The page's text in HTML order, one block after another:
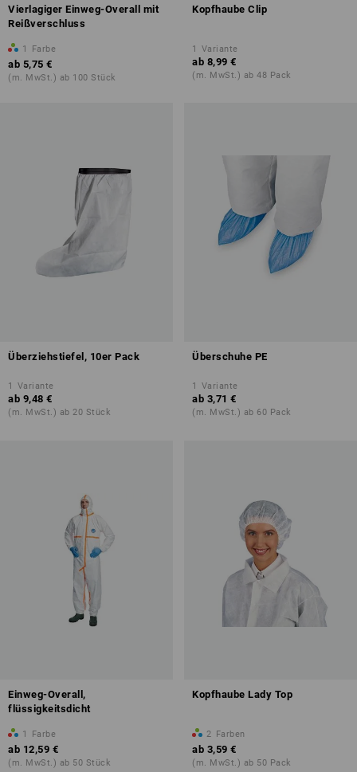
Vierlagiger Einweg-Overall mit
Reißverschluss
1 Farbe
ab 5,75 €
(m. MwSt.) ab 100 Stück
Kopfhaube Clip
1 Variante
ab 8,99 €
(m. MwSt.) ab 48 Pack
Überziehstiefel, 10er Pack
1 Variante
ab 9,48 €
(m. MwSt.) ab 20 Stück
Überschuhe PE
1 Variante
ab 3,71 €
(m. MwSt.) ab 60 Pack
Einweg-Overall,
flüssigkeitsdicht
1 Farbe
ab 12,59 €
(m. MwSt.) ab 50 Stück
Kopfhaube Lady Top
2 Farben
ab 3,59 €
(m. MwSt.) ab 50 Pack